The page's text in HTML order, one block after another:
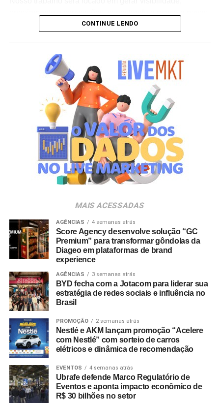
audiências e sustentando sua expansão internacional”,
O projeto contempla desde a otimização de campanhas
de mídia paga para maior eficiência em investimento até
o fortalecimento da presença orgânica da marca nos
buscadores e a estruturação de inteligência de negócios
baseada em dados. A proposta é criar um ecossistema
digital robusto que amplifique os diferenciais da Oakberry
e gere impacto direto em seu crescimento global.
Segundo Troitinho, a chegada do novo cliente reforça o
posicionamento da Score Media como parceira de
negócios estratégicos para marcas líderes em seus
setores. “Nosso objetivo é potencializar a presença digital
estratégicas que sustentem sua expansão no Brasil e no
exterior”, completa.
CONTINUE LENDO
MAIS ACESSADAS
AGÊNCIAS 4 semanas atrás
Score Agency desenvolve solução “GC
Premium” para transformar gôndolas da
Diageo em plataformas de brand
experience
AGÊNCIAS 3 semanas atrás
BYD fecha com a Jotacom para liderar sua
estratégia de redes sociais e influência no
Brasil
PROMOÇÃO 2 semanas atrás
Nestlé e AKM lançam promoção “Acelere
com Nestlé” com sorteio de carros
elétricos e dinâmica de recomendação
EVENTOS 4 semanas atrás
Ubrafe defende Marco Regulatório de
Eventos e aponta impacto econômico de
R$ 30 bilhões no setor